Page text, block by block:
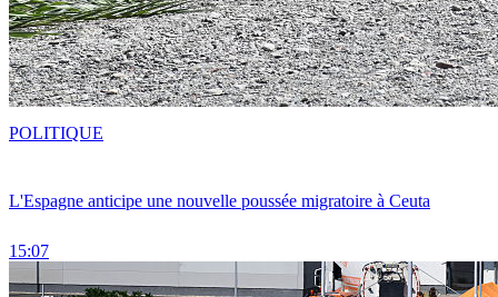
L'Espagne anticipe une nouvelle poussée migratoire à Ceuta
15:07
POLITIQUE